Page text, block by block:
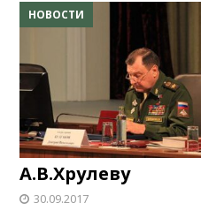
НОВОСТИ
А.В.Хрулеву
30.09.2017